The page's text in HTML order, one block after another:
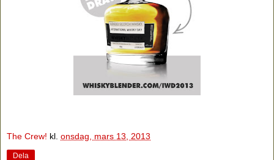
The Crew! kl. onsdag, mars 13, 2013
Dela